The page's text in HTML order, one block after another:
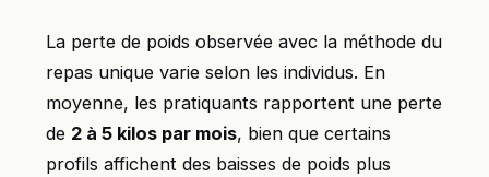
La perte de poids observée avec la méthode du
repas unique varie selon les individus. En
moyenne, les pratiquants rapportent une perte
de 2 à 5 kilos par mois, bien que certains
profils affichent des baisses de poids plus